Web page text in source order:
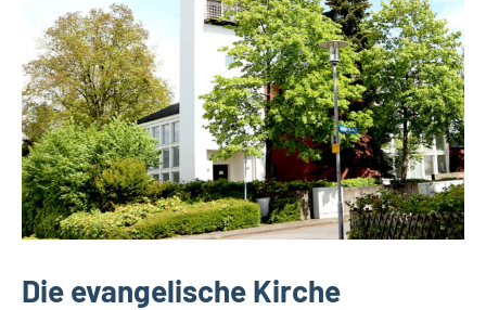
Die evangelische Kirche